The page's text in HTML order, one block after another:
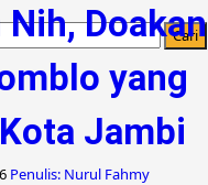
Doakan
yang
Jambi
Penulis: Nurul Fahmy